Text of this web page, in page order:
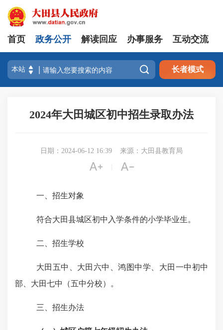
首页 政务公开 解读回应 办事服务 互动交流
 长者模式
2024年大田城区初中招生录取办法
日期：2024-06-12 16:39 来源：大田县教育局
 
一、 招生对象
符合大田县城区初中入学条件的小学毕业生。
二、 招生学校
大田五中、大田六中、鸿图中学、大田一中初中
部、大田七中（五中分校）。
三、 招生办法